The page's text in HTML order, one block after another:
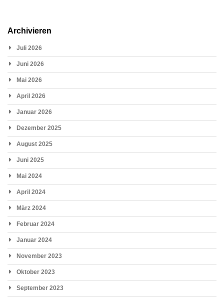
Archivieren
Juli 2026
Juni 2026
Mai 2026
April 2026
Januar 2026
Dezember 2025
August 2025
Juni 2025
Mai 2024
April 2024
März 2024
Februar 2024
Januar 2024
November 2023
Oktober 2023
September 2023